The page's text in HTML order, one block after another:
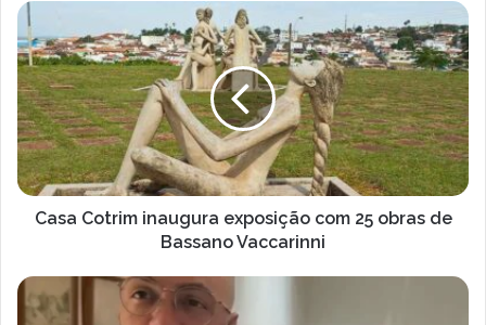
Casa
Cotrim
inaugura
exposição
com
25
obras
de
Bassano
Vaccarinni
Casa Cotrim inaugura exposição com 25 obras de
Bassano Vaccarinni
Barraco
no